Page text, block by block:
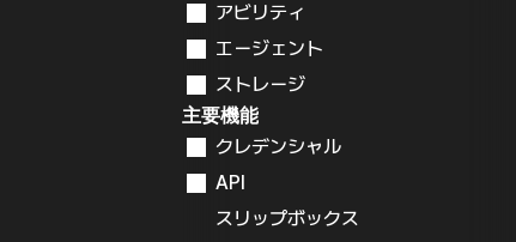
アビリティ
エージェント
ストレージ
主要機能
クレデンシャル
API
スリップボックス